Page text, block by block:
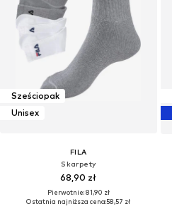
Sześciopak
Unisex
FILA
Skarpety
68,90 zł
Pierwotnie: 81,90 zł
Ostatnia najniższa cena:58,57 zł